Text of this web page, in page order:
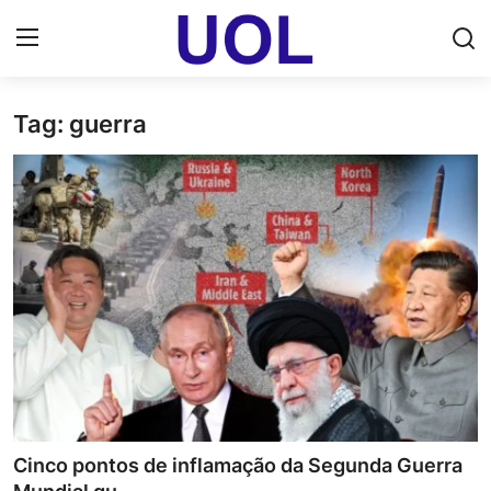
Login
Home
UOL Email Entrar
UOL ADS
Uol pt Bate Papo Gratis
Mundo
Economia
Dólar Cotação de Hoje
Tag: guerra
Cinco pontos de inflamação da Segunda Guerra